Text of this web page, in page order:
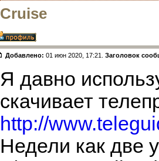
Cruise
Добавлено: 01 июн 2020, 17:21. Заголовок
Я давно
скачивает
http://
Недели как две